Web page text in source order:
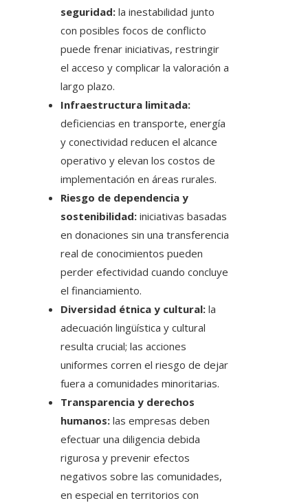
seguridad: la inestabilidad junto
con posibles focos de conflicto
puede frenar iniciativas, restringir
el acceso y complicar la valoración a
largo plazo.
Infraestructura limitada:
deficiencias en transporte, energía
y conectividad reducen el alcance
operativo y elevan los costos de
implementación en áreas rurales.
Riesgo de dependencia y
sostenibilidad: iniciativas basadas
en donaciones sin una transferencia
real de conocimientos pueden
perder efectividad cuando concluye
el financiamiento.
Diversidad étnica y cultural: la
adecuación lingüística y cultural
resulta crucial; las acciones
uniformes corren el riesgo de dejar
fuera a comunidades minoritarias.
Transparencia y derechos
humanos: las empresas deben
efectuar una diligencia debida
rigurosa y prevenir efectos
negativos sobre las comunidades,
en especial en territorios con